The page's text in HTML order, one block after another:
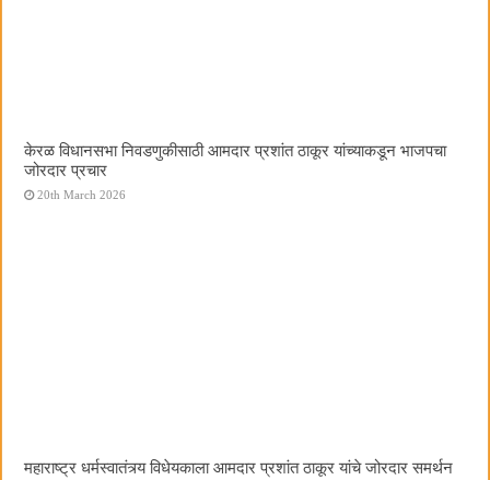
केरळ विधानसभा निवडणुकीसाठी आमदार प्रशांत ठाकूर यांच्याकडून भाजपचा
जोरदार प्रचार
20th March 2026
महाराष्ट्र धर्मस्वातंत्र्य विधेयकाला आमदार प्रशांत ठाकूर यांचे जोरदार समर्थन